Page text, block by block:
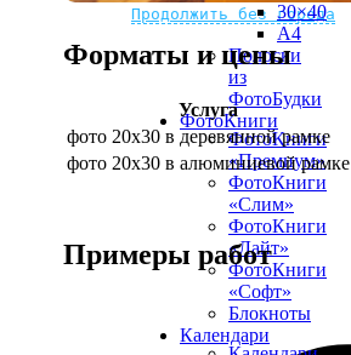
Продолжить без города
30×40
A4
Полоски
из
ФотоБудки
ФотоКниги
ФотоКниги
«Премиум»
ФотоКниги
«Слим»
ФотоКниги
«Лайт»
ФотоКниги
«Софт»
Блокноты
Календари
Форматы и цены
Услуга
фото 20х30 в деревянной рамке
фото 20х30 в алюминиевой рамке
Примеры работ